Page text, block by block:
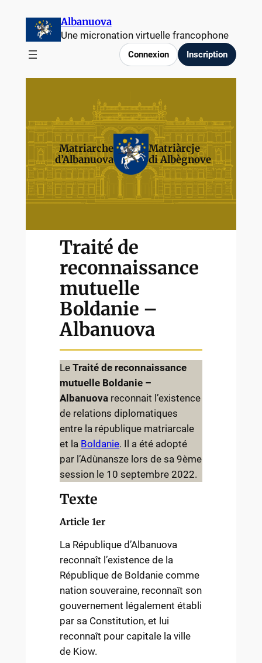
Albanuova
Une micronation virtuelle francophone
Connexion Inscription
Matriarche
d’Albanuova
Matriàrcje
di Albègnove
Traité de
reconnaissance
mutuelle
Boldanie –
Albanuova
LeTraité de reconnaissance
mutuelle Boldanie –
Albanuova reconnait l’existence
de relations diplomatiques
entre la république matriarcale
et la Boldanie. Il a été adopté
par l’Adùnansze lors de sa 9ème
session le 10 septembre 2022.
Texte
Article 1er
La République d’Albanuova
reconnaît l’existence de la
République de Boldanie comme
nation souveraine, reconnaît son
gouvernement légalement établi
par sa Constitution, et lui
reconnaît pour capitale la ville
de Kiow.